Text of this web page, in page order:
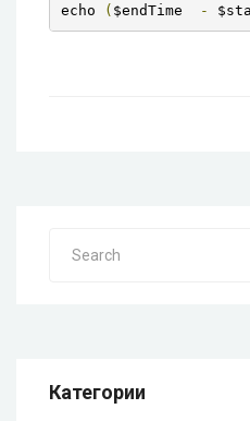
echo
( $endTime -
Search
Категории